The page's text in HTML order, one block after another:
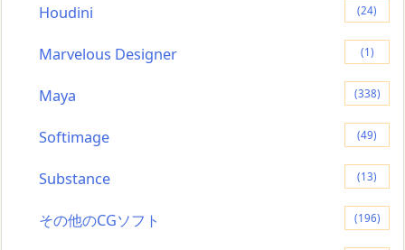
Houdini (24)
Marvelous Designer (1)
Maya (338)
Softimage (49)
Substance (13)
その他のCGソフト (196)